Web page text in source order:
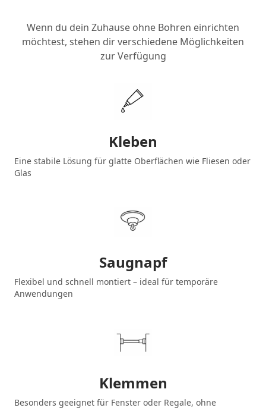
Wenn du dein Zuhause ohne Bohren einrichten
möchtest, stehen dir verschiedene Möglichkeiten
zur Verfügung
Kleben
Eine stabile Lösung für glatte Oberflächen wie Fliesen oder
Glas
Saugnapf
Flexibel und schnell montiert – ideal für temporäre
Anwendungen
Klemmen
Besonders geeignet für Fenster oder Regale, ohne